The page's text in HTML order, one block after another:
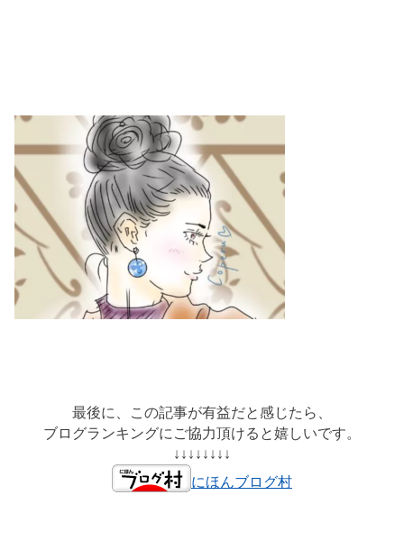
最後に、この記事が有益だと感じたら、
ブログランキングにご協力頂けると嬉しいです。
↓↓↓↓↓↓↓↓
にほんブログ村